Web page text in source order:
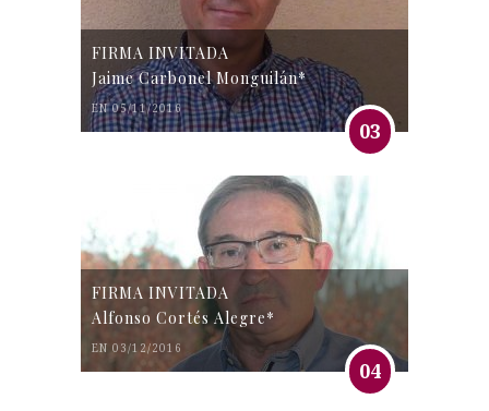
FIRMA INVITADA
Jaime Carbonel Monguilán*
EN 05/11/2016
03
FIRMA INVITADA
Alfonso Cortés Alegre*
EN 03/12/2016
04